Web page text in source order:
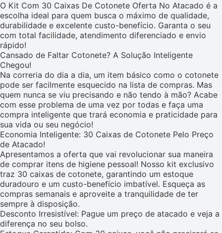
O Kit Com 30 Caixas De Cotonete Oferta No Atacado é a
escolha ideal para quem busca o máximo de qualidade,
durabilidade e excelente custo-benefício. Garanta o seu
com total facilidade, atendimento diferenciado e envio
rápido!
Cansado de Faltar Cotonete? A Solução Inteligente
Chegou!
Na correria do dia a dia, um item básico como o cotonete
pode ser facilmente esquecido na lista de compras. Mas
quem nunca se viu precisando e não tendo à mão? Acabe
com esse problema de uma vez por todas e faça uma
compra inteligente que trará economia e praticidade para
sua vida ou seu negócio!
Economia Inteligente: 30 Caixas de Cotonete Pelo Preço
de Atacado!
Apresentamos a oferta que vai revolucionar sua maneira
de comprar itens de higiene pessoal! Nosso kit exclusivo
traz 30 caixas de cotonete, garantindo um estoque
duradouro e um custo-benefício imbatível. Esqueça as
compras semanais e aproveite a tranquilidade de ter
sempre à disposição.
Desconto Irresistível: Pague um preço de atacado e veja a
diferença no seu bolso.